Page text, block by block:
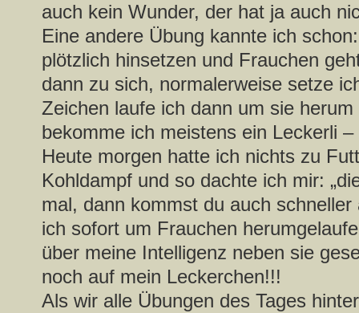
auch kein Wunder, der hat ja auch
Eine andere Übung kannte ich
plötzlich hinsetzen und Frauchen
dann zu sich, normalerweise setze
Zeichen laufe ich dann um sie
bekomme ich meistens ein Leckerli –
Heute morgen hatte ich nichts zu
Kohldampf und so dachte ich mir:
mal, dann kommst du auch
ich sofort um Frauchen
über meine Intelligenz neben sie
noch auf mein Leckerchen!!!
Als wir alle Übungen des Tages